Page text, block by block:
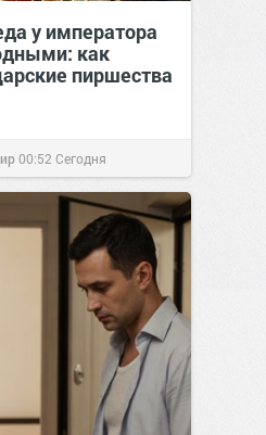
у императора
как
пиршества
00:52 Сегодня